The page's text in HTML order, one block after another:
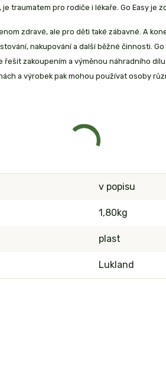
traumatem pro rodiče i lékaře. Go Easy je
zdravé, ale pro děti také zábavné. A
nakupování a další běžné činnosti.
zakoupením a výměnou náhradního
a výrobek pak mohou používat osoby
v popisu
1,80kg
plast
Lukland